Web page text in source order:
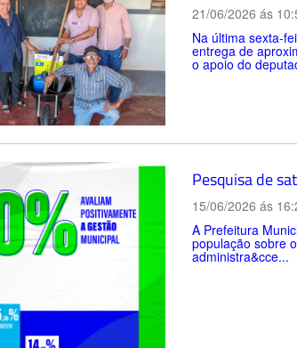
21/06/2026 ás
Na última sexta-
entrega de
o apoio do
Pesquisa de
15/06/2026 ás
A Prefeitura
população sobre
administra&cce...